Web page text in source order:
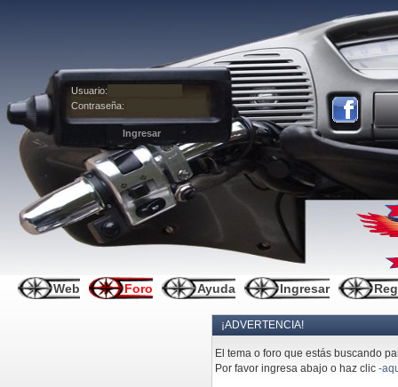
Usuario:
Contraseña:
Web Foro Ayuda Ingresar
¡ADVERTENCIA!
El tema o foro que estás buscando
Por favor ingresa abajo o haz clic-